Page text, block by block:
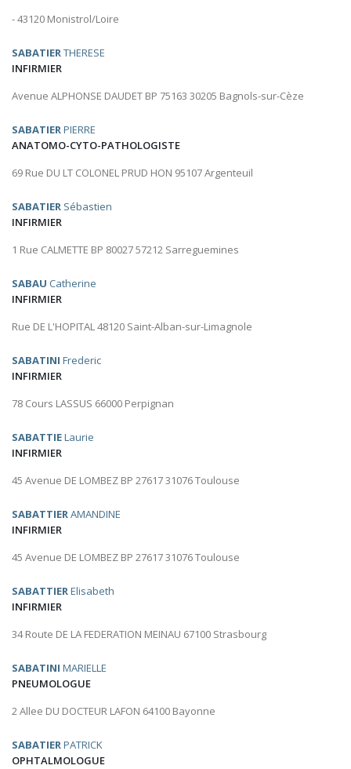
- 43120 Monistrol/Loire
SABATIERTHERESE
INFIRMIER
Avenue ALPHONSE DAUDET BP 75163 30205 Bagnols-sur-Cèze
SABATIERPIERRE
ANATOMO-CYTO-PATHOLOGISTE
69 Rue DU LT COLONEL PRUD HON 95107 Argenteuil
SABATIER Sébastien
INFIRMIER
1 Rue CALMETTE BP 80027 57212 Sarreguemines
SABAU Catherine
INFIRMIER
Rue DE L'HOPITAL 48120 Saint-Alban-sur-Limagnole
SABATINI Frederic
INFIRMIER
78 Cours LASSUS 66000 Perpignan
SABATTIELaurie
INFIRMIER
45 Avenue DE LOMBEZ BP 27617 31076 Toulouse
SABATTIERAMANDINE
INFIRMIER
45 Avenue DE LOMBEZ BP 27617 31076 Toulouse
SABATTIERElisabeth
INFIRMIER
34 Route DE LA FEDERATION MEINAU 67100 Strasbourg
SABATINI MARIELLE
PNEUMOLOGUE
2 Allee DU DOCTEUR LAFON 64100 Bayonne
SABATIERPATRICK
OPHTALMOLOGUE